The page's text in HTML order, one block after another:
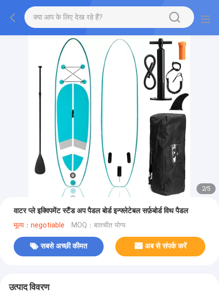
2/5
वाटर प्ले इक्विपमेंट स्टैंड अप पैडल बोर्ड इन्फ्लेटेबल सर्फ़बोर्ड विथ पैडल
मूल्य：negotiable MOQ：बातचीत योग्य
सबसे अच्छी कीमत अब से संपर्क करें
उत्पाद विवरण